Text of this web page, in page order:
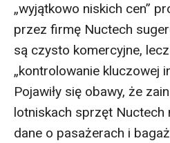
„wyjątkowo niskich cen”
przez firmę Nuctech
są czysto komercyjne,
„kontrolowanie kluczowej
Pojawiły się obawy, że
lotniskach sprzęt
dane o pasażerach i